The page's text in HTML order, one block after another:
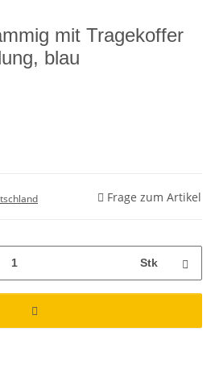
mit Tragekoffer
blau
Frage zum Artikel
Stk